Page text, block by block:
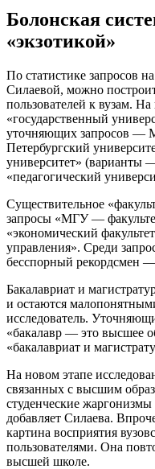
Болонская
«экзотикой»
По статистике запросов
Силаевой, можно
пользователей к вузам.
«государственный
уточняющих запросов —
Петербургский
университет» (варианты
«педагогический
Существительное
запросы «МГУ —
«экономический
управления». Среди
бесспорный рекордсмен
Бакалавриат и
и остаются
исследователь.
«бакалавр — это высшее
«бакалавриат и
На новом этапе
связанных с высшим
студенческие
добавляет Силаева.
картина восприятия
пользователями. Она
высшей школе.